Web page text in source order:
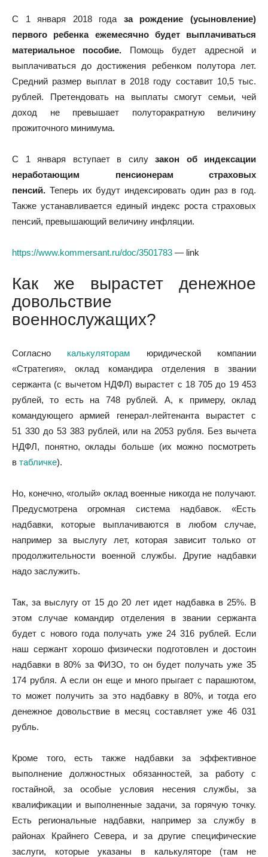
С 1 января 2018 года за рождение (усыновление)
первого ребенка ежемесячно будет выплачиваться
материальное пособие. Помощь будет адресной и
выплачиваться до достижения ребенком полутора лет.
Средний размер выплат в 2018 году составит 10,5 тыс.
рублей. Претендовать на выплаты смогут семьи, чей
доход не превышает полуторакратную величину
прожиточного минимума.
С 1 января вступает в силу закон об индексации
неработающим пенсионерам страховых
пенсий. Теперь их будут индексировать один раз в год.
Также устанавливается единый индекс роста страховых
пенсий, превышающий величину инфляции.
https://www.kommersant.ru/doc/3501783 — link
Как же вырастет денежное
довольствие
военнослужащих?
Согласно калькуляторам юридической компании
«Стратегия», оклад командира отделения в звании
сержанта (с вычетом НДФЛ) вырастет с 18 705 до 19 453
рублей, то есть на 748 рублей. А, к примеру, оклад
командующего армией генерал-лейтенанта вырастет с
51 330 до 53 383 рублей, или на 2053 рубля. Без вычета
НДФЛ, понятно, оклады больше (их можно посмотреть
в табличке).
Но, конечно, «голый» оклад военные никогда не получают.
Предусмотрена огромная система надбавок. «Есть
надбавки, которые выплачиваются в любом случае,
например за выслугу лет, которая зависит только от
продолжительности военной службы. Другие надбавки
надо заслужить.
Так, за выслугу от 15 до 20 лет идет надбавка в 25%. В
этом случае командир отделения в звании сержанта
будет с нового года получать уже 24 316 рублей. Если
наш сержант хорошо физически подготовлен и достоин
надбавки в 80% за ФИЗО, то он будет получать уже 35
174 рубля. А если он еще и много прыгает с парашютом,
то может получить за это надбавку в 80%, и тогда его
денежное довольствие в месяц составляет уже 46 031
рубль.
Кроме того, есть также надбавки за эффективное
выполнение должностных обязанностей, за работу с
гостайной, за особые условия несения службы, за
квалификации и выполненные задачи, за горячую точку.
Есть региональные надбавки, например за службу в
районах Крайнего Севера, и за другие специфические
заслуги, которые указаны в калькуляторе (там не